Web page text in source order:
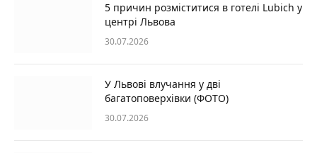
5 причин розміститися в готелі Lubich у
центрі Львова
30.07.2026
У Львові влучання у дві
багатоповерхівки (ФОТО)
30.07.2026